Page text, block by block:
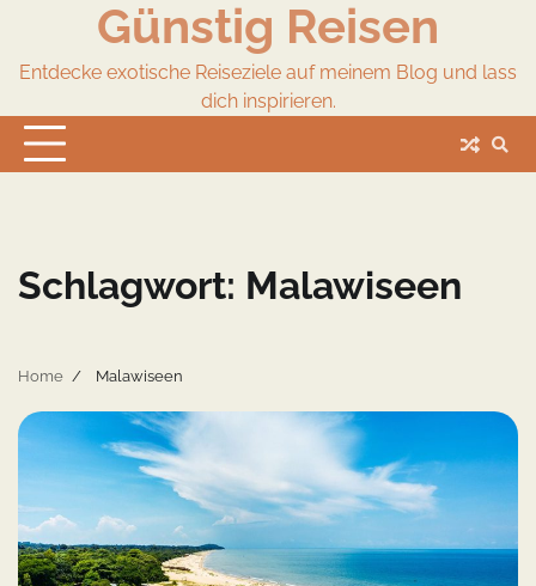
content
Günstig Reisen
Entdecke exotische Reiseziele auf meinem Blog und lass
dich inspirieren.
Schlagwort: Malawiseen
Home Malawiseen